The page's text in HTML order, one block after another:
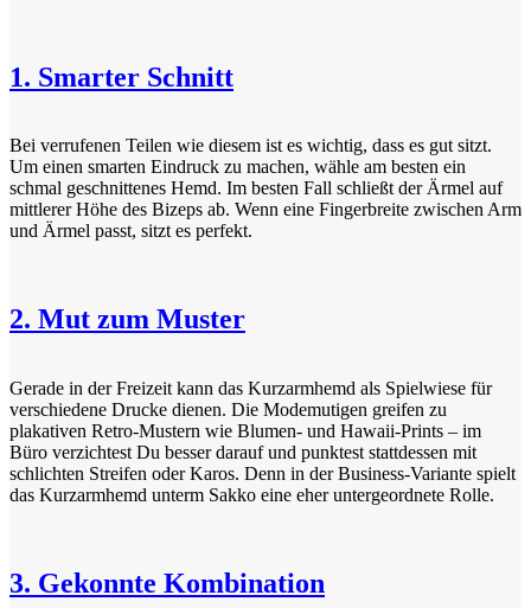
1. Smarter Schnitt
Bei verrufenen Teilen wie diesem ist es wichtig, dass es gut sitzt.
Um einen smarten Eindruck zu machen, wähle am besten ein
schmal geschnittenes Hemd. Im besten Fall schließt der Ärmel auf
mittlerer Höhe des Bizeps ab. Wenn eine Fingerbreite zwischen Arm
und Ärmel passt, sitzt es perfekt.
2. Mut zum Muster
Gerade in der Freizeit kann das Kurzarmhemd als Spielwiese für
verschiedene Drucke dienen. Die Modemutigen greifen zu
plakativen Retro-Mustern wie Blumen- und Hawaii-Prints – im
Büro verzichtest Du besser darauf und punktest stattdessen mit
schlichten Streifen oder Karos. Denn in der Business-Variante spielt
das Kurzarmhemd unterm Sakko eine eher untergeordnete Rolle.
3. Gekonnte Kombination